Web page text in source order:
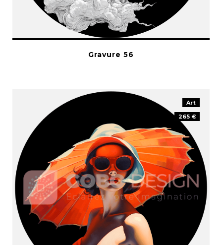
Gravure 56
Art
265 €